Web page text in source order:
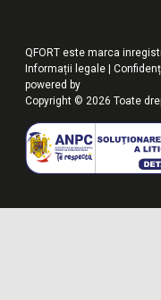
QFORT este marca
Informații legale |
powered by
Copyright © 2026 Toate